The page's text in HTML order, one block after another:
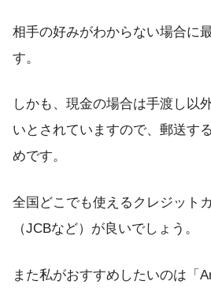
相手の好みがわからない場合に
す。
しかも、現金の場合は手渡し以
いとされていますので、郵送す
めです。
全国どこでも使えるクレジット
（JCBなど）が良いでしょう。
また私がおすすめしたいのは「